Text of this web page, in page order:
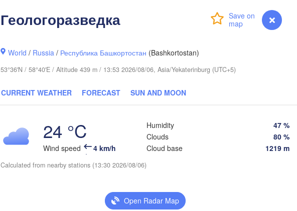
Login myVentusky Forecast
Геологоразведка
World / Russia / Республика Башкортостан (Bashkortostan)
53°36'N / 58°40'E / Altitude 439 m / 13:53 2026/08/06, Asia/Yekaterinburg (UTC+5)
CURRENT WEATHER FORECAST SUN AND MOON
24 °C
Wind speed 4 km/h
Humidity
47 %
Clouds
80 %
Cloud base
1219 m
Calculated from nearby stations (13:30 2026/08/06)
Open Radar Map
(Omsk)